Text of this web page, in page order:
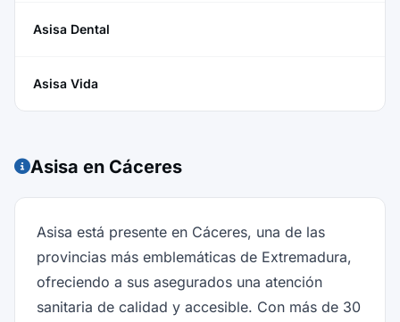
Asisa Dental
Asisa Vida
Asisa en Cáceres
Asisa está presente en Cáceres, una de las
provincias más emblemáticas de Extremadura,
ofreciendo a sus asegurados una atención
sanitaria de calidad y accesible. Con más de 30